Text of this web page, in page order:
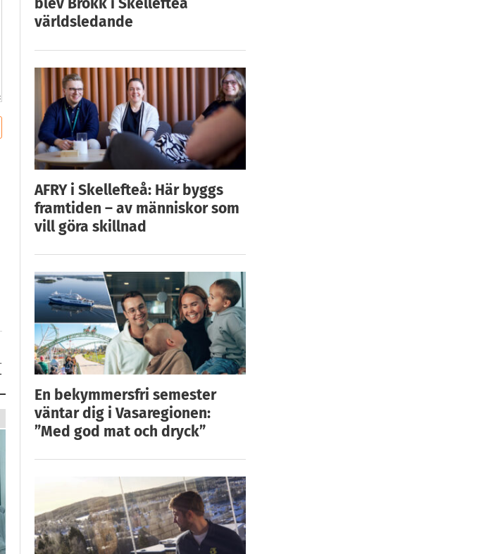
världsledande
AFRY i Skellefteå: Här byggs
framtiden – av människor som
vill göra skillnad
En bekymmersfri semester
väntar dig i Vasaregionen:
”Med god mat och dryck”